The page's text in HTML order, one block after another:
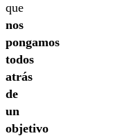
que
nos
pongamos
todos
atrás
de
un
objetivo